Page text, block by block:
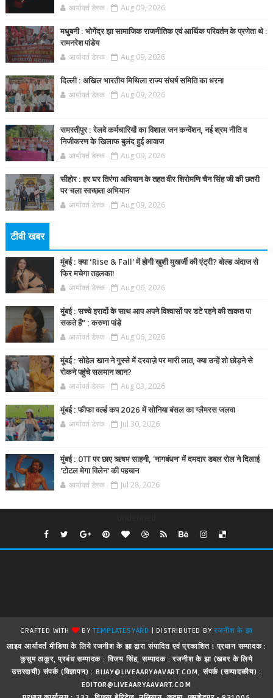
आर्यावर्त डेस्क Aug 09, 2026
मधुबनी : भोगेंद्र झा सामाजिक राजनीतिक एवं आर्थिक परिवर्तन के प्रणेता थे :
रामनरेश पांडेय
आर्यावर्त डेस्क Aug 09, 2026
दिल्ली : अखिल भारतीय मिथिला राज्य संघर्ष समिति का धरना
आर्यावर्त डेस्क Aug 09, 2026
समस्तीपुर : रेलवे कर्मचारियों का विशाल जन कन्वेंशन, नई श्रम नीति व
निजीकरण के खिलाफ बुलंद हुई आवाज
आर्यावर्त डेस्क Aug 09, 2026
सीहोर : हर घर तिरंगा अभियान के तहत वीर शिरोमणि चैन सिंह जी की छतरी
पर चला स्वच्छता अभियान
आर्यावर्त डेस्क Aug 09, 2026
टीवी खबर
मुंबई : क्या ‘Rise & Fall’ में होगी खुशी मुखर्जी की एंट्री? बोल्ड अंदाज से
फिर मचेगा तहलका!
आर्यावर्त डेस्क Aug 06, 2026
मुंबई : सच्चे इरादों के साथ आप अपने विश्वासों पर डटे रहने की ताकत पा
सकते हैं” : करुणा पांडे
आर्यावर्त डेस्क Aug 06, 2026
मुंबई : सोहेल खान ने गुस्से में दरवाज़े पर मारी लात, क्या उन्हें शो छोड़ने से
रोकने पहुंचे सलमान खान?
आर्यावर्त डेस्क Aug 03, 2026
मुंबई : फीफा वर्ल्ड कप 2026 में सोनिया बंसल का ग्लैमरस जलवा
आर्यावर्त डेस्क Jul 30, 2026
मुंबई : OTT पर छाए ऋषभ साहनी, 'नागबंधन' में दमदार डबल रोल ने दिलाई
'टोटल मेगा विलेन' की पहचान
आर्यावर्त डेस्क Jul 28, 2026
CRAFTED WITH BYTEMPLATESYARD | DISTRIBUTED BYरजनीश के झा
लाइव आर्यावर्त मीडिया के लिये रजनीश के झा द्वारा संपादित एवं प्रकाशित ! प्रधान सम्पादक :
कुसुम ठाकुर, प्रबंध सम्पादक : विजय सिंह, सम्पादक : रजनीश के झा (खबर के लिये
उत्तरदायी) संपर्क (विज्ञापन) : BIJAY@LIVEAARYAAVART.COM, संपर्क (सम्पादकीय) :
EDITOR@LIVEAARYAAVART.COM